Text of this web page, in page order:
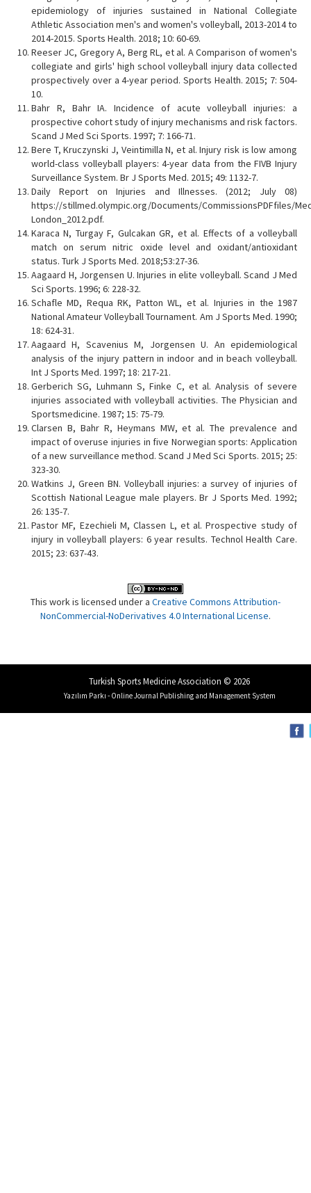
epidemiology of injuries sustained in National Collegiate
Athletic Association men's and women's volleyball, 2013-2014 to
2014-2015. Sports Health. 2018; 10: 60-69.
Reeser JC, Gregory A, Berg RL, et al. A Comparison of women's
collegiate and girls' high school volleyball injury data collected
prospectively over a 4-year period. Sports Health. 2015; 7: 504-
10.
Bahr R, Bahr IA. Incidence of acute volleyball injuries: a
prospective cohort study of injury mechanisms and risk factors.
Scand J Med Sci Sports. 1997; 7: 166-71.
Bere T, Kruczynski J, Veintimilla N, et al. Injury risk is low among
world-class volleyball players: 4-year data from the FIVB Injury
Surveillance System. Br J Sports Med. 2015; 49: 1132-7.
Daily Report on Injuries and Illnesses. (2012; July 08)
https://stillmed.olympic.org/Documents/CommissionsPDFfiles/
London_2012.pdf.
Karaca N, Turgay F, Gulcakan GR, et al. Effects of a volleyball
match on serum nitric oxide level and oxidant/antioxidant
status. Turk J Sports Med. 2018;53:27-36.
Aagaard H, Jorgensen U. Injuries in elite volleyball. Scand J Med
Sci Sports. 1996; 6: 228-32.
Schafle MD, Requa RK, Patton WL, et al. Injuries in the 1987
National Amateur Volleyball Tournament. Am J Sports Med. 1990;
18: 624-31.
Aagaard H, Scavenius M, Jorgensen U. An epidemiological
analysis of the injury pattern in indoor and in beach volleyball.
Int J Sports Med. 1997; 18: 217-21.
Gerberich SG, Luhmann S, Finke C, et al. Analysis of severe
injuries associated with volleyball activities. The Physician and
Sportsmedicine. 1987; 15: 75-79.
Clarsen B, Bahr R, Heymans MW, et al. The prevalence and
impact of overuse injuries in five Norwegian sports: Application
of a new surveillance method. Scand J Med Sci Sports. 2015; 25:
323-30.
Watkins J, Green BN. Volleyball injuries: a survey of injuries of
Scottish National League male players. Br J Sports Med. 1992;
26: 135-7.
Pastor MF, Ezechieli M, Classen L, et al. Prospective study of
injury in volleyball players: 6 year results. Technol Health Care.
2015; 23: 637-43.
This work is licensed under a Creative Commons Attribution-
NonCommercial-NoDerivatives 4.0 International License.
Turkish Sports Medicine Association © 2026
Yazılım Parkı - Online Journal Publishing and Management System